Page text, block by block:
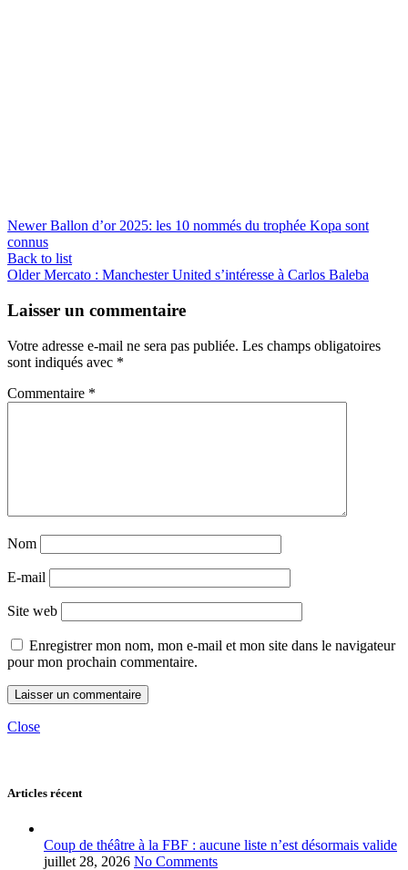
Newer Ballon d’or 2025: les 10 nommés du trophée Kopa sont
connus
Back to list
Older Mercato : Manchester United s’intéresse à Carlos Baleba
Laisser un commentaire
Votre adresse e-mail ne sera pas publiée. Les champs obligatoires
sont indiqués avec *
Commentaire *
Nom
E-mail
Site web
Enregistrer mon nom, mon e-mail et mon site dans le navigateur
pour mon prochain commentaire.
Close
Articles récent
Coup de théâtre à la FBF : aucune liste n’est désormais valide
juillet 28, 2026 No Comments